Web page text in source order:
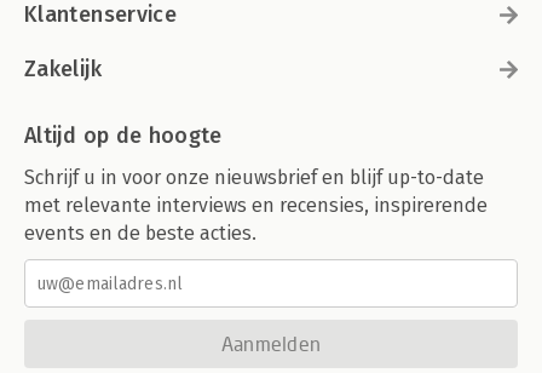
Klantenservice
Zakelijk
Altijd op de hoogte
Schrijf u in voor onze nieuwsbrief en blijf up-to-date
met relevante interviews en recensies, inspirerende
events en de beste acties.
Aanmelden